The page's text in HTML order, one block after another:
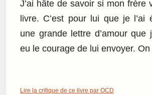
J’ai hâte de savoir si mon frère
livre. C’est pour lui que je l’ai
une grande lettre d’amour que
eu le courage de lui envoyer.
Lire la critique de ce livre par OCD